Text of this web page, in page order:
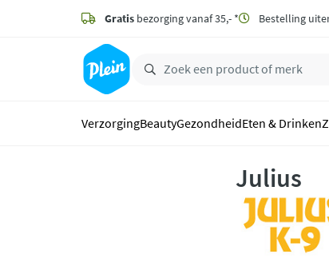
zoeken
hoofdinhoud
Gratis bezorging vanaf 35,- * Bestelling
VerzorgingBeautyGezondheidEten & Drinken
Julius